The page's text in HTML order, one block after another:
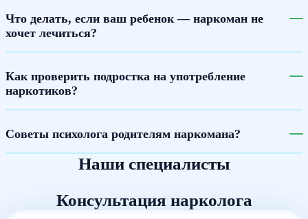
Что делать, если ваш ребенок — наркоман не
хочет лечиться?
Как проверить подростка на употребление
наркотиков?
Советы психолога родителям наркомана?
Наши специалисты
Консультация нарколога